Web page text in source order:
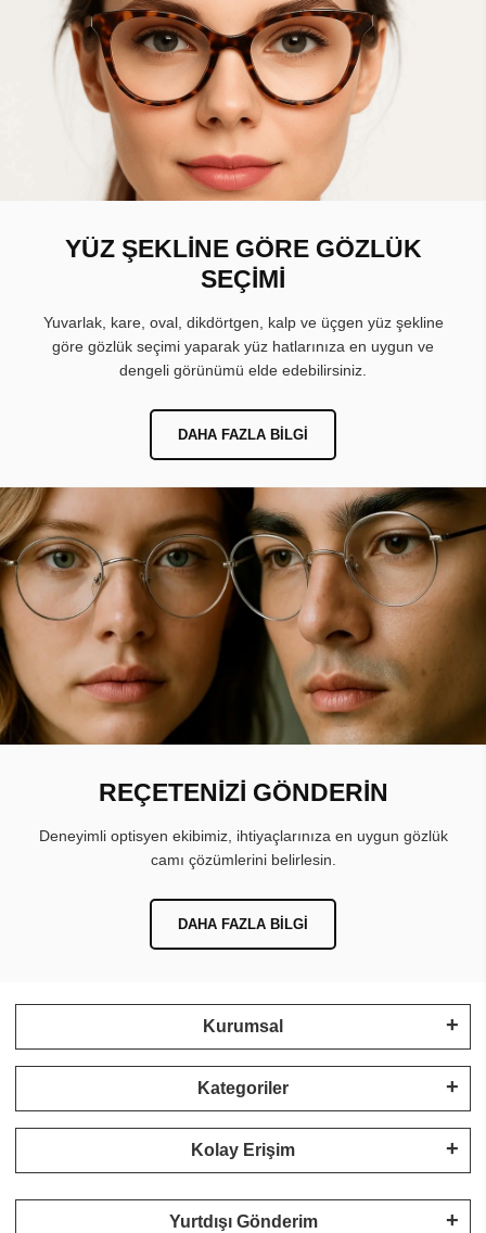
YÜZ ŞEKLİNE GÖRE GÖZLÜK
SEÇİMİ
Yuvarlak, kare, oval, dikdörtgen, kalp ve üçgen yüz şekline
göre gözlük seçimi yaparak yüz hatlarınıza en uygun ve
dengeli görünümü elde edebilirsiniz.
DAHA FAZLA BILGI
REÇETENİZİ GÖNDERİN
Deneyimli optisyen ekibimiz, ihtiyaçlarınıza en uygun gözlük
camı çözümlerini belirlesin.
DAHA FAZLA BILGI
Kurumsal
Kategoriler
Kolay Erişim
Yurtdışı Gönderim